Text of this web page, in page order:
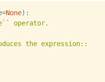
None):
operator.
the expression::